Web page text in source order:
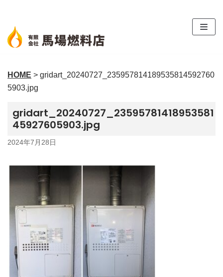
ン
テ
ン
へ
ス
ッ
プ
HOME > gridart_20240727_235957814189535814592760
5903.jpg
gridart_20240727_23595781418953581
45927605903.jpg
2024年7月28日